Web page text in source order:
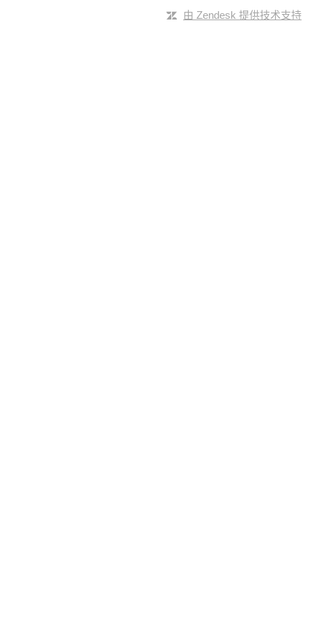
由 Zendesk 提供技术支持